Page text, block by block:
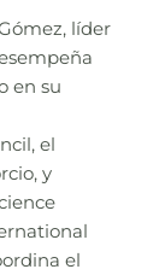
líder
en su
el
y
el